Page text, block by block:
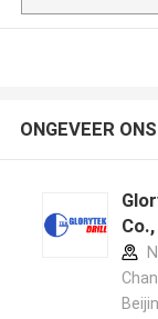
ONGEVEER ONS